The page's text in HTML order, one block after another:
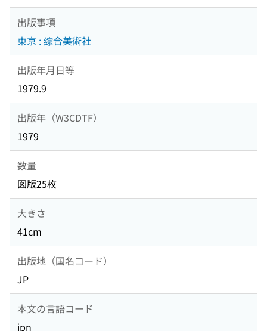
出版事項
東京 : 綜合美術社
出版年月日等
1979.9
出版年（W3CDTF）
1979
数量
図版25枚
大きさ
41cm
出版地（国名コード）
JP
本文の言語コード
jpn